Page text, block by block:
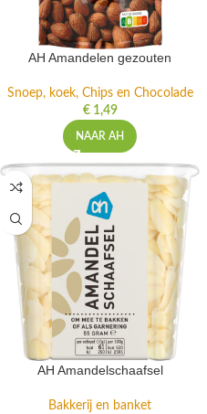
AH Amandelen gezouten
Snoep, koek, Chips en Chocolade
€1,49
NAAR AH
AH Amandelschaafsel
Bakkerij en banket